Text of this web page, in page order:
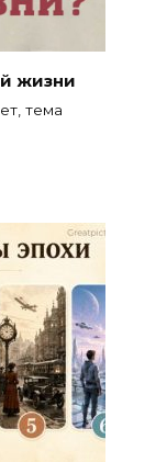
жизни
тема